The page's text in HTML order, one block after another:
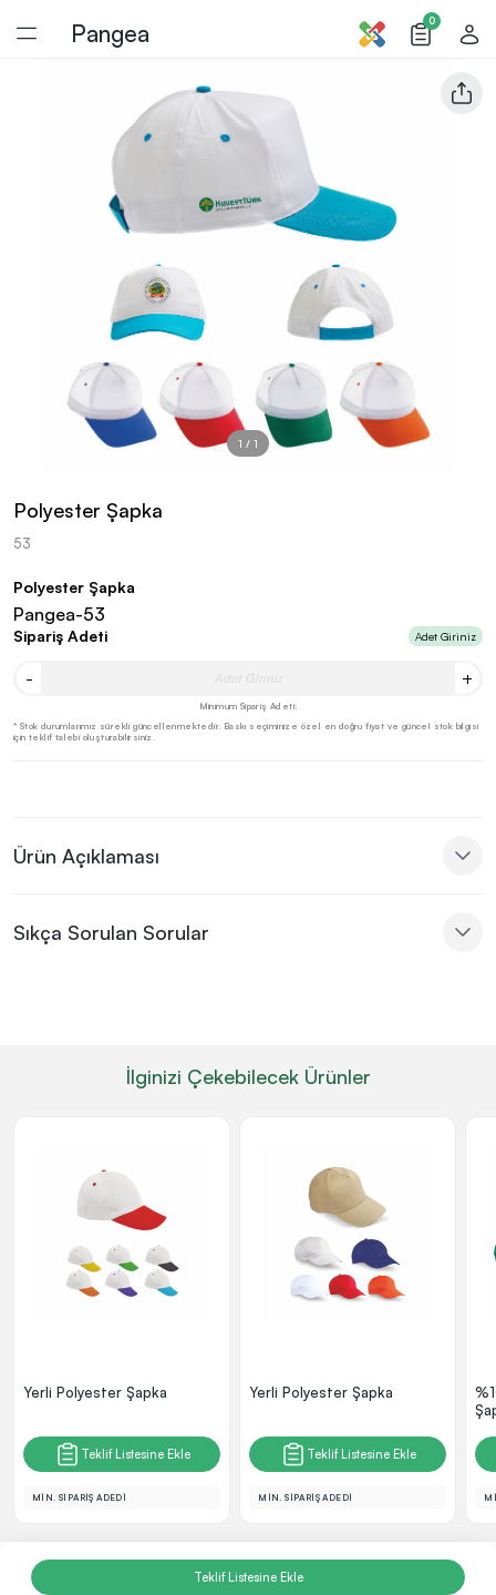
Pangea 0
Polyester Şapka
53
1 / 1
Polyester Şapka
Pangea-53
Sipariş Adeti Adet Giriniz
- +
Minimum Sipariş Adeti:
* Stok durumlarımız sürekli güncellenmektedir. Baskı seçiminize özel en doğru fiyat ve güncel stok bilgisi
için teklif talebi oluşturabilirsiniz.
Ürün Açıklaması
Sıkça Sorulan Sorular
İlginizi Çekebilecek Ürünler
Yerli Polyester Şapka
Teklif Listesine Ekle
MİN. SİPARİŞ ADEDİ
Yerli Polyester Şapka
Teklif Listesine Ekle
MİN. SİPARİŞ ADEDİ
Teklif Listesine Ekle